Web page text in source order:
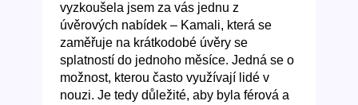
vyzkoušela jsem za vás jednu z
úvěrových nabídek – Kamali, která se
zaměřuje na krátkodobé úvěry se
splatností do jednoho měsíce. Jedná se o
možnost, kterou často využívají lidé v
nouzi. Je tedy důležité, aby byla férová a